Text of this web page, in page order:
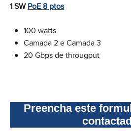
1 SWPoE 8 ptos
100 watts
Camada 2 e Camada 3
20 Gbps de througput
Preencha este